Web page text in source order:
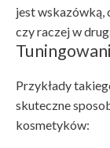
jest wskazówką,
czy raczej w
Przykłady
skuteczne
kosmetyków: